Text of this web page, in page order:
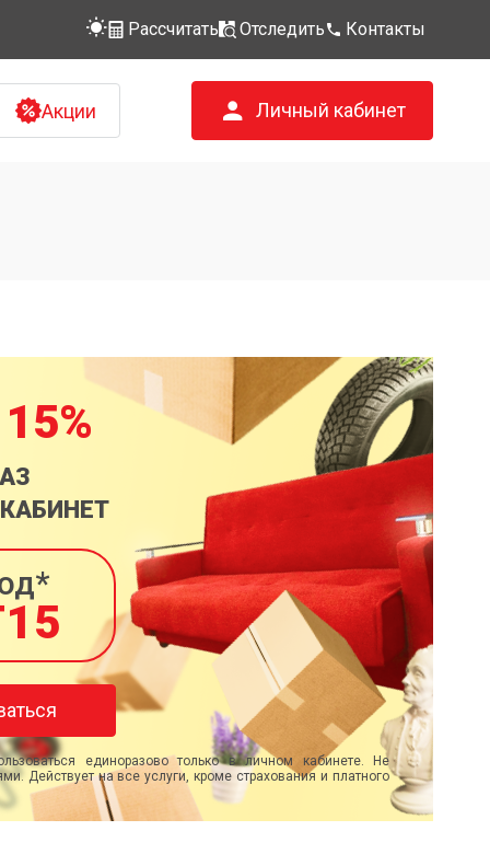
Рассчитать Отследить Контакты
Акции Личный кабинет
единоразово только в личном кабинете. Не
Действует на все услуги, кроме страхования и платного